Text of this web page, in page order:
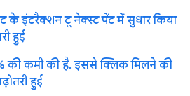
के इंटरैक्शन टू नेक्स्ट पेंट में सुधार किया
हुई
की कमी की है. इससे क्लिक मिलने की
हुई